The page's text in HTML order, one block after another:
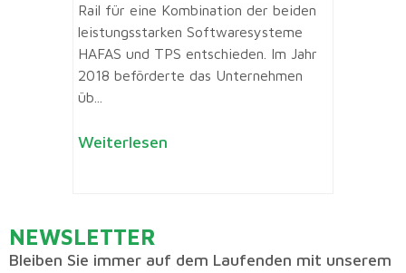
Rail für eine Kombination der beiden
leistungsstarken Softwaresysteme
HAFAS und TPS entschieden. Im Jahr
2018 beförderte das Unternehmen
üb...
Weiterlesen
NEWSLETTER
Bleiben Sie immer auf dem Laufenden mit unserem